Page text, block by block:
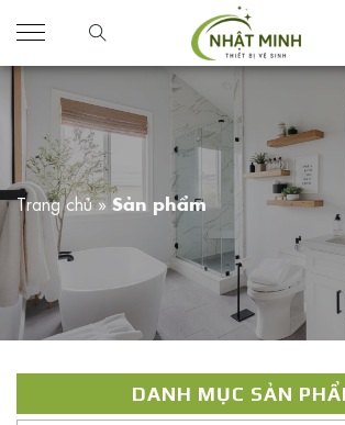
Trang chủ» Sản phẩm
DANH MỤC SẢN